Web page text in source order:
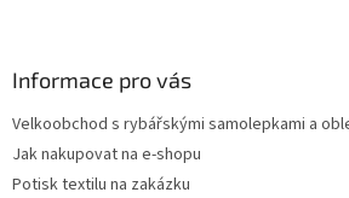
Informace pro vás
Velkoobchod s rybářskými samolepkami a
Jak nakupovat na e-shopu
Potisk textilu na zakázku